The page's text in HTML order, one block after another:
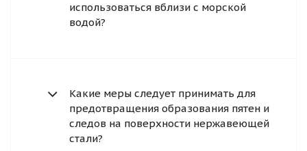
использоваться вблизи с морской
водой?
Какие меры следует принимать для
предотвращения образования пятен и
следов на поверхности нержавеющей
стали?